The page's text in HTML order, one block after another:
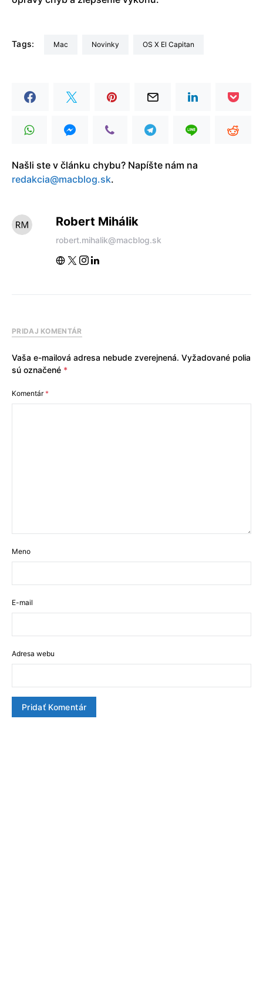
Tags: Mac Novinky OS X El Capitan
Našli ste v článku chybu? Napíšte nám na
redakcia@macblog.sk.
Robert Mihálik
robert.mihalik@macblog.sk
PRIDAJ KOMENTÁR
Vaša e-mailová adresa nebude zverejnená. Vyžadované polia
sú označené *
Komentár*
Meno
E-mail
Adresa webu